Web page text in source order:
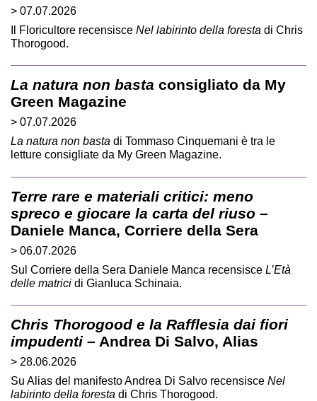
> 07.07.2026
Il Floricultore recensisce Nel labirinto della foresta di Chris
Thorogood.
La natura non basta consigliato da My
Green Magazine
> 07.07.2026
La natura non basta di Tommaso Cinquemani è tra le
letture consigliate da My Green Magazine.
Terre rare e materiali critici: meno
spreco e giocare la carta del riuso –
Daniele Manca, Corriere della Sera
> 06.07.2026
Sul Corriere della Sera Daniele Manca recensisce L’Età
delle matrici di Gianluca Schinaia.
Chris Thorogood e la Rafflesia dai fiori
impudenti – Andrea Di Salvo, Alias
> 28.06.2026
Su Alias del manifesto Andrea Di Salvo recensisce Nel
labirinto della foresta di Chris Thorogood.